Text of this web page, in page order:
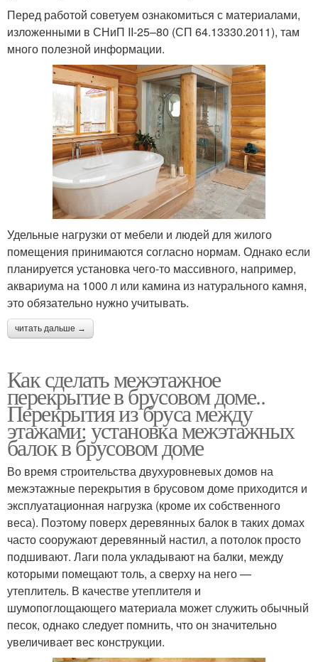
Перед работой советуем ознакомиться с материалами,
изложенными в СНиП II-25–80 (СП 64.13330.2011), там
много полезной информации.
Удельные нагрузки от мебели и людей для жилого
помещения принимаются согласно нормам. Однако если
планируется установка чего-то массивного, например,
аквариума на 1000 л или камина из натурального камня,
это обязательно нужно учитывать.
читать дальше →
Как сделать межэтажное
перекрытие в брусовом доме..
Перекрытия из бруса между
этажами: установка межэтажных
балок в брусовом доме
Во время строительства двухуровневых домов на
межэтажные перекрытия в брусовом доме приходится и
эксплуатационная нагрузка (кроме их собственного
веса). Поэтому поверх деревянных балок в таких домах
часто сооружают деревянный настил, а потолок просто
подшивают. Лаги пола укладывают на балки, между
которыми помещают толь, а сверху на него —
утеплитель. В качестве утеплителя и
шумопоглощающего материала может служить обычный
песок, однако следует помнить, что он значительно
увеличивает вес конструкции.